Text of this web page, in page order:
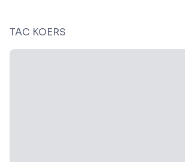
TAC KOERS